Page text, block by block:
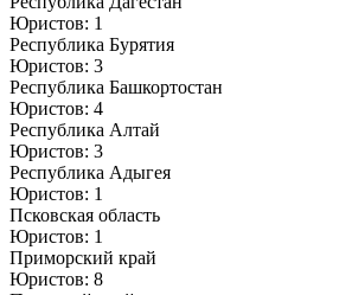
Юристов: 1
Республика Бурятия
Юристов: 3
Республика Башкортостан
Юристов: 4
Республика Алтай
Юристов: 3
Республика Адыгея
Юристов: 1
Псковская область
Юристов: 1
Приморский край
Юристов: 8